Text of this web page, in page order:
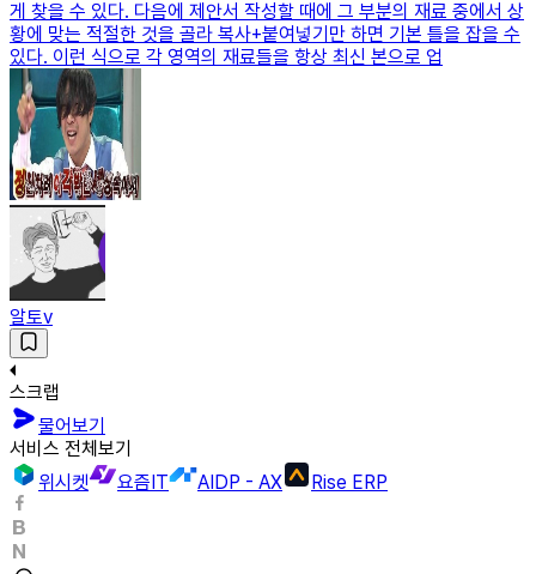
게 찾을 수 있다. 다음에 제안서 작성할 때에 그 부분의 재료 중에서 상
황에 맞는 적절한 것을 골라 복사+붙여넣기만 하면 기본 틀을 잡을 수
있다. 이런 식으로 각 영역의 재료들을 항상 최신 본으로 업
알토v
스크랩
물어보기
서비스 전체보기
위시켓
요즘IT AIDP - AX Rise ERP